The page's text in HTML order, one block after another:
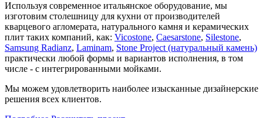
Используя современное итальянское оборудование, мы
изготовим столешницу для кухни от производителей
кварцевого агломерата, натурального камня и керамических
плит таких компаний, как: Vicostone, Caesarstone, Silestone,
Samsung Radianz, Laminam, Stone Project (натуральный камень)
практически любой формы и вариантов исполнения, в том
числе - с интегрированными мойками.
Мы можем удовлетворить наиболее изысканные дизайнерские
решения всех клиентов.